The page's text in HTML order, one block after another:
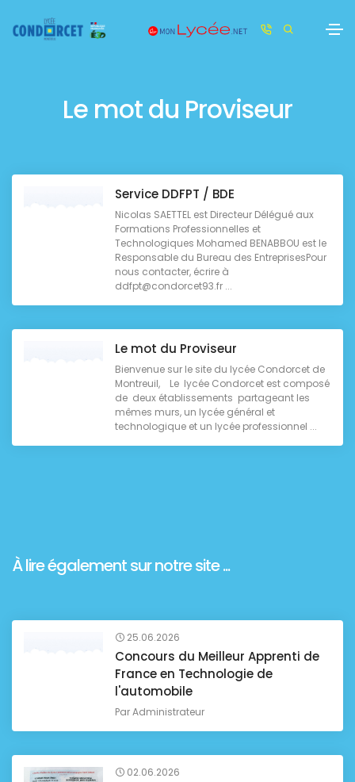
Le mot du Proviseur
Service DDFPT / BDE
Nicolas SAETTEL est Directeur Délégué aux
Formations Professionnelles et
Technologiques Mohamed BENABBOU est le
Responsable du Bureau des EntreprisesPour
nous contacter, écrire à
ddfpt@condorcet93.fr ...
Le mot du Proviseur
Bienvenue sur le site du lycée Condorcet de
Montreuil, Le lycée Condorcet est composé
de deux établissements partageant les
mêmes murs, un lycée général et
technologique et un lycée professionnel ...
À lire également sur notre site ...
25.06.2026
Concours du Meilleur Apprenti de
France en Technologie de
l'automobile
ParAdministrateur
02.06.2026